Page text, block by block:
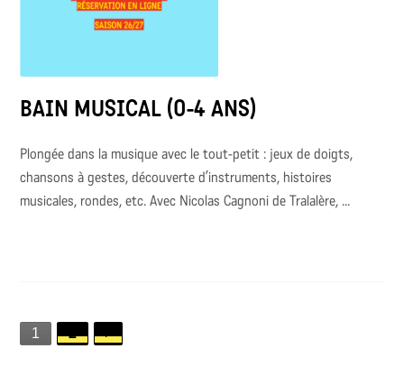
BAIN MUSICAL (0-4 ANS)
Plongée dans la musique avec le tout-petit : jeux de doigts,
chansons à gestes, découverte d’instruments, histoires
musicales, rondes, etc. Avec Nicolas Cagnoni de Tralalère, ...
1 2